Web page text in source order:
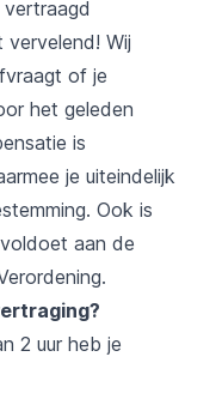
vertraagd
vervelend! Wij
of je
het geleden
is
je uiteindelijk
Ook is
aan de
2 uur heb je